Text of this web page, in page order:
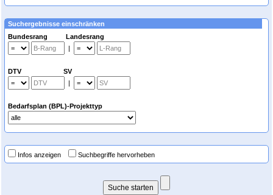
Suchergebnisse einschränken
Bundesrang Landesrang
|
DTV SV
|
Bedarfsplan (BPL)-Projekttyp
Infos anzeigen Suchbegriffe hervorheben